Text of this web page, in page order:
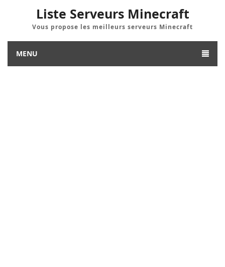
Liste Serveurs Minecraft
Vous propose les meilleurs serveurs Minecraft
MENU